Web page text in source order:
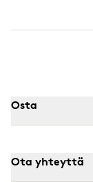
Osta
Ota yhteyttä